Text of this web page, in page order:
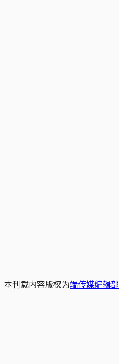
本刊载内容版权为端传媒编辑部